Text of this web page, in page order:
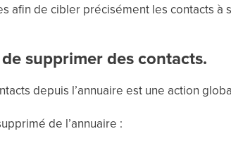
afin de cibler précisément les contacts à
supprimer des contacts.
depuis l’annuaire est une action
de l’annuaire :